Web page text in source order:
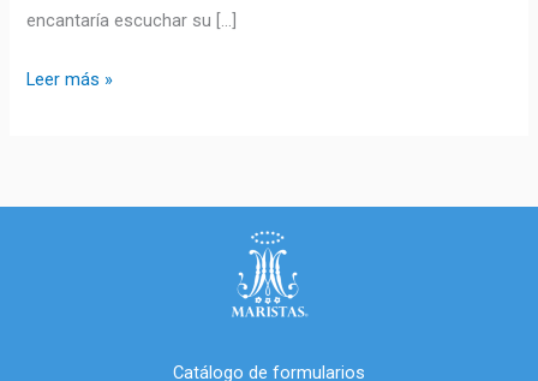
encantaría escuchar su […]
Leer más »
Catálogo de formularios